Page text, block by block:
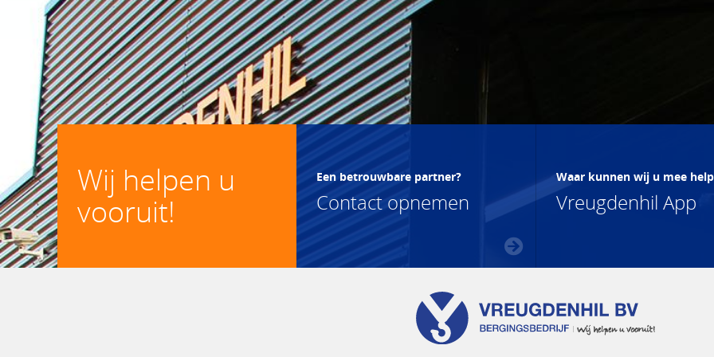
Wij helpen u
vooruit!
Een betrouwbare partner?
Contact opnemen
Waar kunnen wij u mee
Vreugdenhil App